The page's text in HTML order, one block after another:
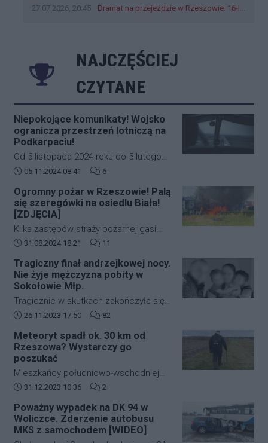
pierwszeństwa
Data dodania komentarza:
27.07.2026, 20:45 Źródło komentarza:
Dramat na przejeździe w Rzeszowie. 16-latek na hulajnodze wjechał wprost pod szynobus
NAJCZĘŚCIEJ
CZYTANE
Niepokojące komunikaty! Wojsko
ogranicza przestrzeń lotniczą na
Podkarpaciu!
Od 5 listopada 2024 roku do 5 lutego
2025 roku w południowo-wschodniej
obowiązywać będą nowe, bardziej
restrykcyjne zasady dotyczące ruchu
lotniczego. Decyzja ta została podjęta
na wniosek Dowództwa Operacyjnego
Rodzajów Sił Zbrojnych i wprowadza
strefę ograniczonej lotności EP R125.
Data dodania artykułu:
05.11.2024 08:41 Liczba komentarzy artykułu:
6
Ogromny pożar w Rzeszowie! Palą
się szeregówki na osiedlu Biała!
[ZDJĘCIA]
Kilka zastępów straży pożarnej gasi
duży pożar budynków mieszkalnych w
kardynała Karola Wojtyły na
rzeszowskim osiedlu Biała.
Data dodania artykułu:
31.08.2024 18:21 Liczba komentarzy artykułu:
11
Tragiczny finał andrzejkowej nocy.
Nie żyje mężczyzna pobity w
Sokołowie Młp.
Tragicznie w skutkach zakończyła się
andrzejkowa noc w Sokołowie Młp. W
mężczyzna. Zmarł w drodze do
szpitala.
Data dodania artykułu:
26.11.2023 17:50 Liczba komentarzy artykułu:
82
Meteoryt spadł ok. 30 km od
Rzeszowa? Wystarczy go
poszukać
Mieszkańcy południowo-wschodniej
Polski kilkanaście dni temu mogli
Świadkowie zdarzenia twierdzą, że
najpierw usłyszeli głośny huk, a
następnie zobaczyli jasną kulę ognia,
Data dodania artykułu:
31.12.2023 10:36 Liczba komentarzy artykułu:
2
Poważny wypadek na DK 94 w
Woliczce. Zderzenie autobusu
MKS z samochodem [WIDEO]